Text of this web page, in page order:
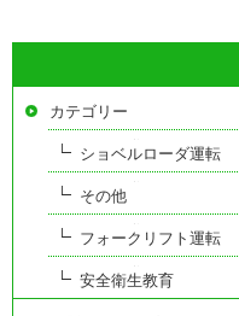
カテゴリー
ショベルローダ運転
その他
フォークリフト運転
安全衛生教育